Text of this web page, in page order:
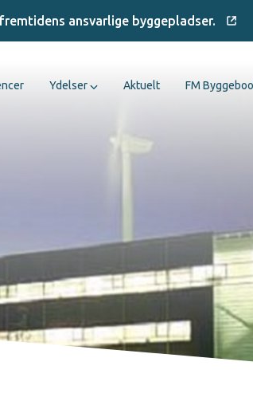
ansvarlige byggepladser.
Ydelser Aktuelt FM